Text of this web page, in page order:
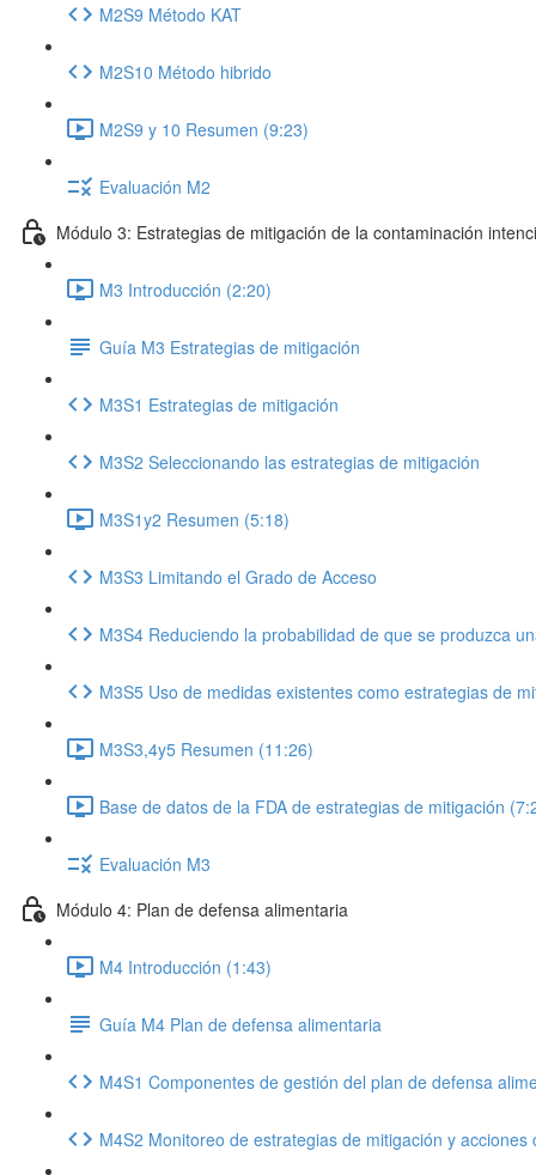
M2S9 Método KAT
M2S10 Método hibrido
M2S9 y 10 Resumen (9:23)
Evaluación M2
Módulo 3: Estrategias de mitigación de la contaminación
M3 Introducción (2:20)
Guía M3 Estrategias de mitigación
M3S1 Estrategias de mitigación
M3S2 Seleccionando las estrategias de mitigación
M3S1y2 Resumen (5:18)
M3S3 Limitando el Grado de Acceso
M3S4 Reduciendo la probabilidad de que se produzca
M3S5 Uso de medidas existentes como estrategias de
M3S3,4y5 Resumen (11:26)
Base de datos de la FDA de estrategias de mitigación
Evaluación M3
Módulo 4: Plan de defensa alimentaria
M4 Introducción (1:43)
Guía M4 Plan de defensa alimentaria
M4S1 Componentes de gestión del plan de defensa
M4S2 Monitoreo de estrategias de mitigación y acciones